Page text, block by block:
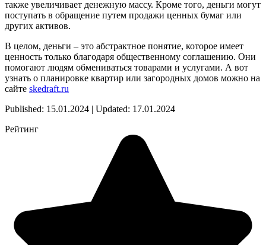
также увеличивает денежную массу. Кроме того, деньги могут
поступать в обращение путем продажи ценных бумаг или
других активов.
В целом, деньги – это абстрактное понятие, которое имеет
ценность только благодаря общественному соглашению. Они
помогают людям обмениваться товарами и услугами. А вот
узнать о планировке квартир или загородных домов можно на
сайте skedraft.ru
Published: 15.01.2024 | Updated: 17.01.2024
Рейтинг